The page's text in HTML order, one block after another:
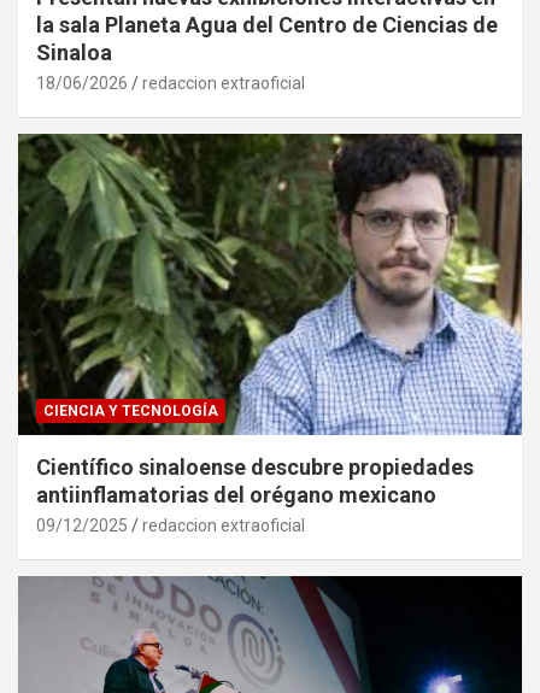
la sala Planeta Agua del Centro de Ciencias de
Sinaloa
18/06/2026 redaccion extraoficial
CIENCIA Y TECNOLOGÍA
Científico sinaloense descubre propiedades
antiinflamatorias del orégano mexicano
09/12/2025 redaccion extraoficial